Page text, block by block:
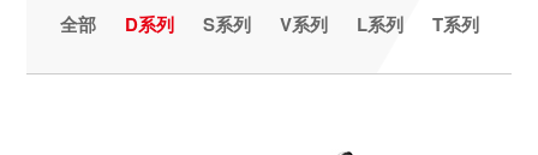
全部 D系列 S系列 V系列 L系列 T系列